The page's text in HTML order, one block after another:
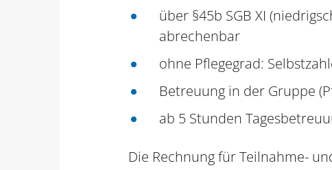
über §45b SGB XI
abrechenbar
ohne Pflegegrad:
Betreuung in der Gruppe
ab 5 Stunden
Die Rechnung für Teilnahme-